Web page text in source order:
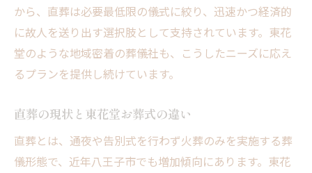
から、直葬は必要最低限の儀式に絞り、迅速かつ経済的
に故人を送り出す選択肢として支持されています。東花
堂のような地域密着の葬儀社も、こうしたニーズに応え
るプランを提供し続けています。
直葬の現状と東花堂お葬式の違い
直葬とは、通夜や告別式を行わず火葬のみを実施する葬
儀形態で、近年八王子市でも増加傾向にあります。東花